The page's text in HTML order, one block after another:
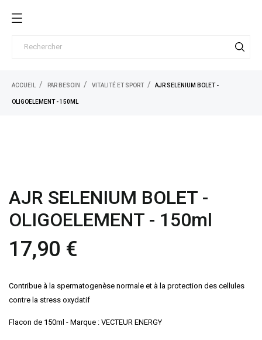
ACCUEIL PAR BESOIN VITALITÉ ET SPORT AJR SELENIUM BOLET -
OLIGOELEMENT - 150ML
AJR SELENIUM BOLET -
OLIGOELEMENT - 150ml
17,90 €
Contribue à la spermatogenèse normale et à la protection des cellules
contre la stress oxydatif
Flacon de 150ml - Marque : VECTEUR ENERGY